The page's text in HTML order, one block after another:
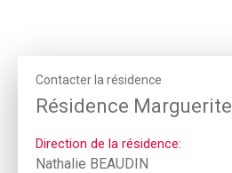
Contacter la résidence
Résidence Marguerite
Direction de la résidence:
Nathalie BEAUDIN